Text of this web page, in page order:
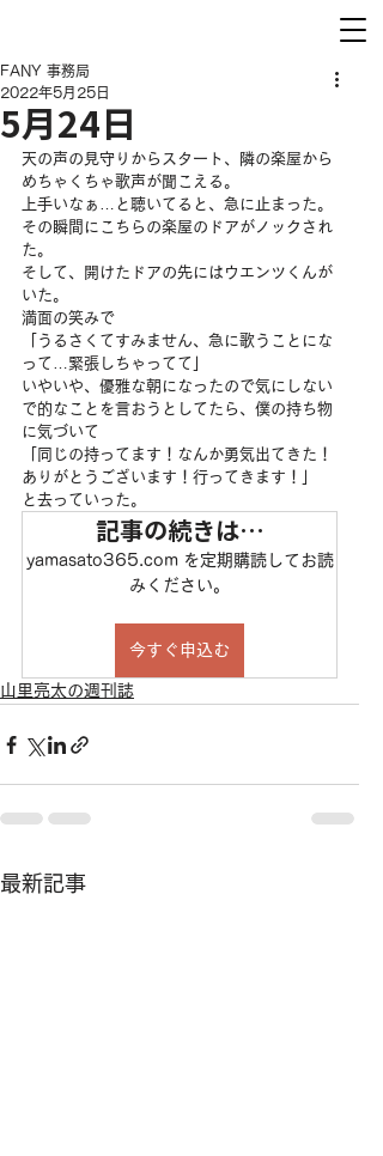
5月24日
FANY 事務局
2022年5月25日
天の声の見守りからスタート、隣の楽屋から
めちゃくちゃ歌声が聞こえる。
上手いなぁ…と聴いてると、急に止まった。
その瞬間にこちらの楽屋のドアがノックされ
た。
そして、開けたドアの先にはウエンツくんが
いた。
満面の笑みで
「うるさくてすみません、急に歌うことにな
って…緊張しちゃってて」
いやいや、優雅な朝になったので気にしない
で的なことを言おうとしてたら、僕の持ち物
に気づいて
「同じの持ってます！なんか勇気出てきた！
ありがとうございます！行ってきます！」
と去っていった。
記事の続きは…
yamasato365.com を定期購読してお読
みください。
今すぐ申込む
山里亮太の週刊誌
最新記事